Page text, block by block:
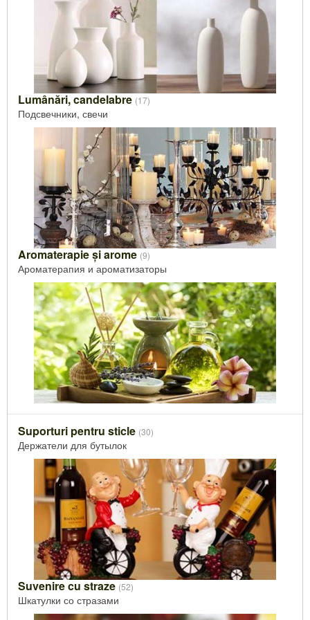
Lumânări, candelabre (17)
Подсвечники, свечи
Aromaterapie și arome (9)
Ароматерапия и ароматизаторы
Suporturi pentru sticle (30)
Держатели для бутылок
Suvenire cu straze (52)
Шкатулки со стразами